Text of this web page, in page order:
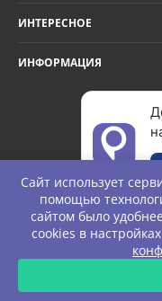
ИНТЕРЕСНОЕ
ИНФОРМАЦИЯ
©
Сайт использует
помощью
сайтом было
cookies в